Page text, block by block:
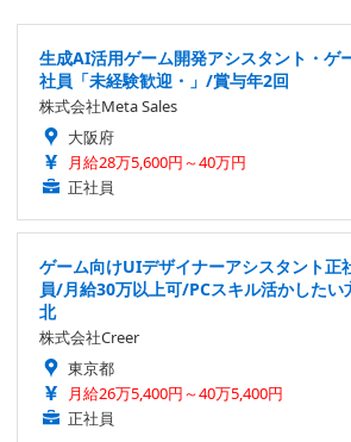
生成AI活用ゲーム開発アシスタント・ゲ
社員「未経験歓迎・」/賞与年2回
株式会社Meta Sales
大阪府
月給28万5,600円～40万円
正社員
ゲーム向けUIデザイナーアシスタント正
員/月給30万以上可/PCスキル活かしたい
北
株式会社Creer
東京都
月給26万5,400円～40万5,400円
正社員